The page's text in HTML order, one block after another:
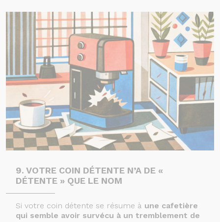
9. VOTRE COIN DÉTENTE N’A DE «
DÉTENTE » QUE LE NOM
Si votre coin détente se résume à une cafetière
qui semble avoir survécu à un tremblement de